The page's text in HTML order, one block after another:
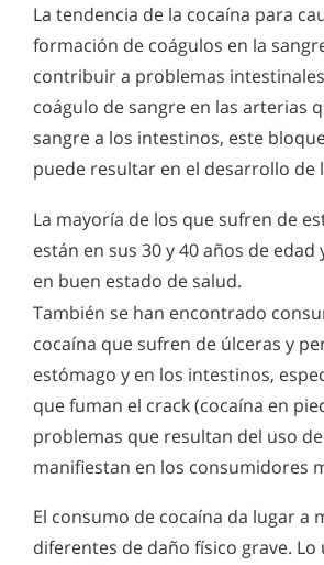
La tendencia de la cocaína para
formación de coágulos en la
contribuir a problemas
coágulo de sangre en las arterias
sangre a los intestinos, este
puede resultar en el desarrollo de
La mayoría de los que sufren de
están en sus 30 y 40 años de
en buen estado de salud.
También se han encontrado
cocaína que sufren de úlceras y
estómago y en los intestinos,
que fuman el crack (cocaína en
problemas que resultan del uso
manifiestan en los consumidores
El consumo de cocaína da lugar a
diferentes de daño físico grave. Lo